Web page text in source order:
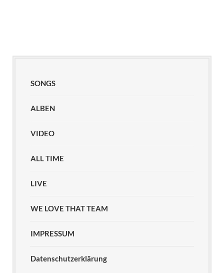
SONGS
ALBEN
VIDEO
ALL TIME
LIVE
WE LOVE THAT TEAM
IMPRESSUM
Datenschutzerklärung